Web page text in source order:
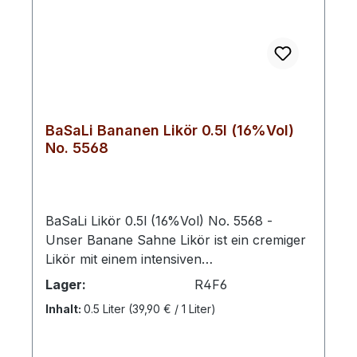
BaSaLi Bananen Likör 0.5l (16%Vol)
No. 5568
BaSaLi Likör 0.5l (16%Vol) No. 5568 -
Unser Banane Sahne Likör ist ein cremiger
Likör mit einem intensiven
Bananengeschmack und einer weichen
Sahnenote. Er zeichnet sich durch seine
samtige Textur und seinen vollmundigen
Lager: R4F6
Inhalt: 0.5 Liter (39,90 € / 1 Liter)